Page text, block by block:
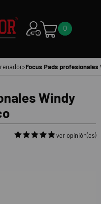
0
>Focus Pads profesionales
Windy
ver opinión(es)